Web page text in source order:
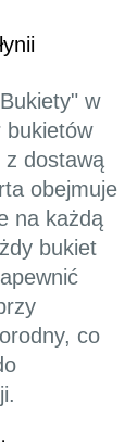
w
bukietów
z dostawą
obejmuje
na każdą
bukiet
co